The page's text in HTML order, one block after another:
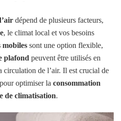
dépend de plusieurs facteurs,
, le climat local et vos besoins
mobiles sont une option flexible,
plafond peuvent être utilisés en
circulation de l’air. Il est crucial de
optimiser la consommation
de climatisation.